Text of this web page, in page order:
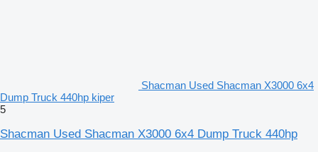
Shacman Used Shacman X3000 6x4
Dump Truck 440hp kiper
5
Shacman Used Shacman X3000 6x4 Dump Truck 440hp